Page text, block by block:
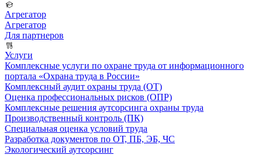
Агрегатор
Агрегатор
Для партнеров
Услуги
Комплексные услуги по охране труда от информационного
портала «Охрана труда в России»
Комплексный аудит охраны труда (ОТ)
Оценка профессиональных рисков (ОПР)
Комплексные решения аутсорсинга охраны труда
Производственный контроль (ПК)
Специальная оценка условий труда
Разработка документов по ОТ, ПБ, ЭБ, ЧС
Экологический аутсорсинг